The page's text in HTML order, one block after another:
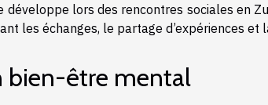
développe lors des rencontres sociales en
les échanges, le partage d’expériences
bien-être mental